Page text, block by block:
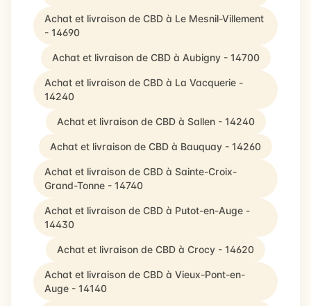
Achat et livraison de CBD à Le Mesnil-Villement
- 14690
Achat et livraison de CBD à Aubigny - 14700
Achat et livraison de CBD à La Vacquerie -
14240
Achat et livraison de CBD à Sallen - 14240
Achat et livraison de CBD à Bauquay - 14260
Achat et livraison de CBD à Sainte-Croix-
Grand-Tonne - 14740
Achat et livraison de CBD à Putot-en-Auge -
14430
Achat et livraison de CBD à Crocy - 14620
Achat et livraison de CBD à Vieux-Pont-en-
Auge - 14140